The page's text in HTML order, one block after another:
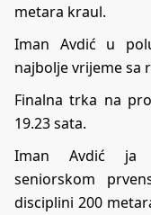
metara kraul.
Iman Avdić u
najbolje vrijeme sa
Finalna trka na
19.23 sata.
Iman Avdić ja
seniorskom
disciplini 200